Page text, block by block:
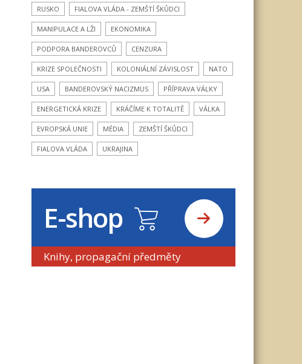
RUSKO FIALOVA VLÁDA - ZEMŠTÍ ŠKŮDCI
MANIPULACE A LŽI EKONOMIKA
PODPORA BANDEROVCŮ CENZURA
KRIZE SPOLEČNOSTI KOLONIÁLNÍ ZÁVISLOST NATO
USA BANDEROVSKÝ NACIZMUS PŘÍPRAVA VÁLKY
ENERGETICKÁ KRIZE KRÁČÍME K TOTALITĚ VÁLKA
EVROPSKÁ UNIE MÉDIA ZEMŠTÍ ŠKŮDCI
FIALOVA VLÁDA UKRAJINA
E-shop
Knihy, propagační předměty